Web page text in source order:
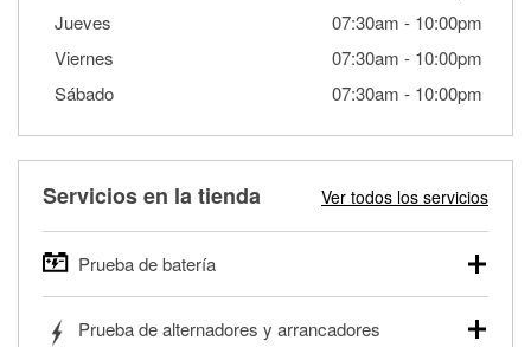
Jueves
07:30am - 10:00pm
Viernes
07:30am - 10:00pm
Sábado
07:30am - 10:00pm
Servicios en la tienda Ver todos los servicios
Prueba de batería
autos, camionetas, SUVs, vehículos comerciales y
Prueba de alternadores y arrancadores